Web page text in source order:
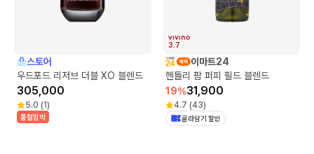
스토어
우드포드 리저브 더블 XO 블렌드
305,000
5.0 (1)
품절임박
3.7
이마트24
헨틀리 팜 퍼피 필드 블렌드
19%31,900
4.7 (43)
골라담기 할인